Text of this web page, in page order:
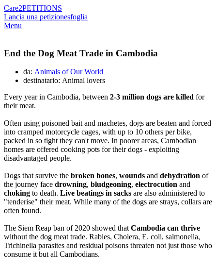
Care2PETITIONS
Lancia una petizionesfoglia
Menu
End the Dog Meat Trade in Cambodia
da: Animals of Our World
destinatario: Animal lovers
Every year in Cambodia, between 2-3 million dogs are killed for
their meat.
Often using poisoned bait and machetes, dogs are beaten and forced
into cramped motorcycle cages, with up to 10 others per bike,
packed in so tight they can't move. In poorer areas, Cambodian
homes are offered cooking pots for their dogs - exploiting
disadvantaged people.
Dogs that survive the broken bones, wounds and dehydration of
the journey face drowning, bludgeoning, electrocution and
choking to death. Live beatings in sacks are also administered to
"tenderise" their meat. While many of the dogs are strays, collars are
often found.
The Siem Reap ban of 2020 showed thatCambodia can thrive
without the dog meat trade. Rabies, Cholera, E. coli, salmonella,
Trichinella parasites and residual poisons threaten not just those who
consume it but all Cambodians.